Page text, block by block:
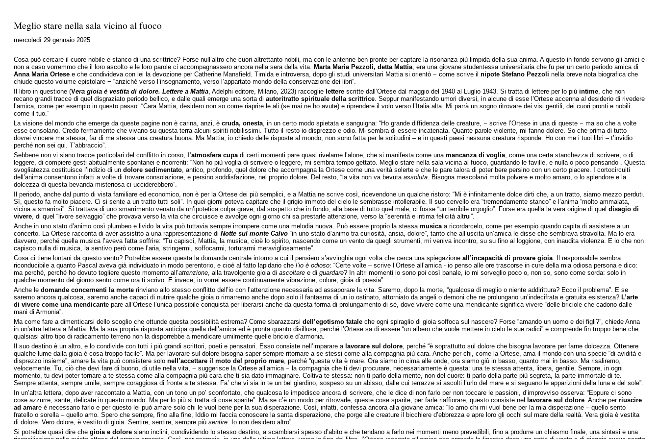
Meglio stare nella sala vicino al fuoco
mercoledì 29 gennaio 2025
Cosa può cercare il cuore nobile e stanco di una scrittrice? Forse null’altro che cuori altrettanto nobili, ma con le antenne ben pronte per captare la risonanza più limpida della sua anima. A questo in fondo servono gli amici e
non a caso vorremmo che il loro ascolto e le loro parole ci accompagnassero ancora nella sera della vita. Marta Maria Pezzoli, detta Mattia, era una giovane studentessa universitaria che fu per un certo periodo amica di
Anna Maria Ortese e che condivideva con lei la devozione per Catherine Mansfield. Timida e introversa, dopo gli studi universitari Mattia si orientò − come scrive il nipote Stefano Pezzoli nella breve nota biografica che
chiude questo volume epistolare − “anziché verso l’insegnamento, verso l’appartato mondo della conservazione dei libri”.
Il libro in questione (Vera gioia è vestita di dolore. Lettere a Mattia, Adelphi editore, Milano, 2023) raccoglie lettere scritte dall’Ortese dal maggio del 1940 al Luglio 1943. Si tratta di lettere per lo più intime, che non
recano grandi tracce di quel disgraziato periodo bellico, e dalle quali emerge una sorta di autoritratto spirituale della scrittrice. Seppur manifestando umori diversi, in alcune di esse l’Ortese accenna al desiderio di rivedere
l’amica, come per esempio in questo passo: “Cara Mattia, desidero non so come riaprire le ali (se mai ne ho avute) e riprendere il volo verso l’Italia alta. Mi parrà un sogno ritrovare dei visi gentili, dei cuori pronti e nobili
come il tuo.”
La visione del mondo che emerge da queste pagine non è carina, anzi, è cruda, onesta, in un certo modo spietata e sanguigna: “Ho grande diffidenza delle creature, − scrive l’Ortese in una di queste − ma so che a volte
esse consolano. Credo fermamente che vivano su questa terra alcuni spiriti nobilissimi. Tutto il resto io disprezzo e odio. Mi sembra di essere incatenata. Quante parole violente, mi fanno dolere. So che prima di tutto
dovrei vincere me stessa, far di me stessa una creatura buona. Ma Mattia, io chiedo delle risposte al mondo, non sono fatta per le solitudini – e in questi paesi nessuna creatura risponde. Ho con me i tuoi libri – t’invidio
perché non sei qui. T’abbraccio”.
Sebbene non vi siano tracce particolari del conflitto in corso, l’atmosfera cupadi certi momenti pare quasi rivelarne l’alone, che si manifesta come una mancanza di voglia, come una certa stanchezza di scrivere, o di
leggere, di compiere gesti abitualmente spontanei e ricorrenti: “Non ho più voglia di scrivere o leggere, mi sembra tempo gettato. Meglio stare nella sala vicina al fuoco, guardando le faville, e nulla o poco pensando”. Questa
svogliatezza costituisce l’indizio di un dolore sedimentato, antico, profondo, quel dolore che accompagna la Ortese come una verità solerte e che le pare talora di poter bere persino con un certo piacere. I cortocircuiti
dell’anima consentono infatti a volte di trovare consolazione, e persino soddisfazione, nel proprio dolore. Del resto, “la vita non va bevuta assoluta. Bisogna mescolarvi molta polvere e molto amaro, o lo splendore e la
dolcezza di questa bevanda misteriosa ci ucciderebbero”.
Il periodo, anche dal punto di vista familiare ed economico, non è per la Ortese dei più semplici, e a Mattia ne scrive così, ricevendone un qualche ristoro: “Mi è infinitamente dolce dirti che, a un tratto, siamo mezzo perduti.
Sì, questo fa molto piacere. Ci si sente a un tratto tutti soli”. In quei giorni poteva capitare che il grigio immoto del cielo le sembrasse intollerabile. Il suo cervello era “tremendamente stanco” e l’anima “molto ammalata,
vicina a smarrirsi”. Si trattava di uno smarrimento venato da un’ipotetica colpa grave, dal sospetto che in fondo, alla base di tutto quel male, ci fosse “un terribile orgoglio”. Forse era quella la vera origine di quel disagio di
vivere, di quel “livore selvaggio” che provava verso la vita che circuisce e avvolge ogni giorno chi sa prestarle attenzione, verso la “serenità e intima felicità altrui”.
Anche in uno stato d’animo così plumbeo e livido la vita può tuttavia sempre irrompere come una melodia nuova. Può essere proprio la stessa musicaa ricordarcelo, come per esempio quando capita di assistere a un
concerto. La Ortese racconta di aver assistito a una rappresentazione di Notte sul monte Calvo “in uno stato d’animo tra curiosità, ansia, dolore”, tanto che all’uscita un’amica le disse che sembrava stravolta. Ma lo era
davvero, perché quella musica l’aveva fatta soffrire: “Tu capisci, Mattia, la musica, cioè lo spirito, nascendo come un vento da quegli strumenti, mi veniva incontro, su su fino al loggione, con inaudita violenza. E io che non
capisco nulla di musica, la sentivo però come l’aria, stringermi, soffocarmi, torturarmi meravigliosamente”.
Cosa ci tiene lontani da questo vento? Potrebbe essere questa la domanda centrale intorno a cui il pensiero s’avvinghia ogni volta che cerca una spiegazione all’incapacità di provare gioia. Il responsabile sembra
riconducibile a quanto Pascal aveva già individuato in modo perentorio, e cioè al fatto lapidario che l’io è odioso: “Certe volte – scrive l’Ortese all’amica - io penso alle ore trascorse in cure della mia odiosa persona e dico:
ma perché, perché ho dovuto togliere questo momento all’attenzione, alla travolgente gioia di ascoltare e di guardare? In altri momenti io sono poi così banale, io mi sorveglio poco o, non so, sono come sorda: solo in
qualche momento del giorno sento come ora ti scrivo. E invece, io vorrei essere continuamente vibrazione, colore, gioia di poesia”.
Anche le domande concernenti la morte rinviano allo stesso conflitto dell’io con l’attenzione necessaria ad assaporare la vita. Saremo, dopo la morte, “qualcosa di meglio o niente addirittura? Ecco il problema”. E se
saremo ancora qualcosa, saremo anche capaci di nutrire qualche gioia o rimarremo anche dopo solo il fantasma di un io ostinato, attorniato da angeli o demoni che ne prolungano un’indecifrata e gratuita esistenza? L’arte
di vivere come una mendicante pare all’Ortese l’unica possibile conquista per liberarsi anche da questa forma di prolungamento di sé, dove vivere come una mendicante significa vivere “delle briciole che cadono dalle
mani di Armonia”.
Ma come fare a dimenticarsi dello scoglio che ottunde questa possibilità estrema? Come sbarazzarsi dell’egotismo fatale che ogni spiraglio di gioia soffoca sul nascere? Forse “amando un uomo e dei figli?”, chiede Anna
in un’altra lettera a Mattia. Ma la sua propria risposta anticipa quella dell’amica ed è pronta quanto disillusa, perché l’Ortese sa di essere “un albero che vuole mettere in cielo le sue radici” e comprende fin troppo bene che
qualsiasi altro tipo di radicamento terreno non la disporrebbe a mendicare umilmente quelle briciole d’armonia.
Il suo destino è un altro, e lo condivide con tutti i più grandi scrittori, poeti e pensatori. Esso consiste nell’imparare a lavorare sul dolore, perché “è soprattutto sul dolore che bisogna lavorare per farne dolcezza. Ottenere
qualche lume dalla gioia è cosa troppo facile”. Ma per lavorare sul dolore bisogna saper sempre ritornare a se stessi come alla compagnia più cara. Anche per chi, come la Ortese, ama il mondo con una specie “di avidità e
disprezzo insieme”, amare la vita può consistere solo nell’accettare il moto del proprio mare, perché “questa vita è mare. Ora siamo in cima alle onde, ora siamo giù in basso, quanto mai in basso. Ma risaliremo,
velocemente. Tu, ciò che devi fare di buono, di utile nella vita, − suggerisce la Ortese all’amica − la compagnia che ti devi procurare, necessariamente è questa: una te stessa attenta, libera, gentile. Sempre, in ogni
momento, tu devi poter tornare a te stessa come alla compagnia più cara che ti sia dato immaginare. Coltiva te stessa: non ti parlo della mente, non del cuore: ti parlo della parte più segreta, la parte immortale di te.
Sempre attenta, sempre umile, sempre coraggiosa di fronte a te stessa. Fa’ che vi sia in te un bel giardino, sospeso su un abisso, dalle cui terrazze si ascolti l’urlo del mare e si seguano le apparizioni della luna e del sole”.
In un’altra lettera, dopo aver raccontato a Mattia, con un tono un po’ sconfortato, che qualcosa le impedisce ancora di scrivere, che le dice di non farlo per non toccare le passioni, d’improvviso osserva: “Eppure ci sono
cose azzurre, sante, delicate in questo mondo. Ma per lo più si tratta di cose sparite”. Ma se c’è un modo per ritrovarle, queste cose sparite, per farle riaffiorare, questo consiste nel
lavorare sul dolore. Anche per riuscire
ad amare è necessario farlo e per questo lei può amare solo chi le vuol bene per la sua disperazione. Così, infatti, confessa ancora alla giovane amica: “Io amo chi mi vuol bene per la mia disperazione – quello sento
fratello o sorella – quello amo. Spero che sempre, fino alla fine, Iddio mi faccia conoscere la santa disperazione, che porge alle creature il bicchiere d’ebbrezza e apre loro gli occhi sul mare della realtà. Vera gioia è vestita
di dolore. Vero dolore, è vestito di gioia. Sentire, sentire, sempre più sentire. Io non desidero altro”.
Si potrebbe quasi dire che gioia e dolore siano inclini, condividendo lo stesso destino, a scambiarsi spesso d’abito e che tendano a farlo nei momenti meno prevedibili, fino a produrre un chiasmo finale, una sintesi e una